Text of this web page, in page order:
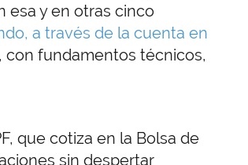
esa y en otras cinco
a través de la cuenta en
con fundamentos técnicos,
que cotiza en la Bolsa de
sin despertar